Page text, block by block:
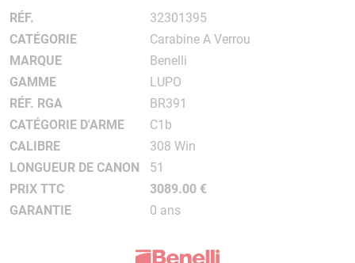
RÉF.
32301395
CATÉGORIE
Carabine A Verrou
MARQUE
Benelli
GAMME
LUPO
RÉF. RGA
BR391
CATÉGORIE D'ARME
C1b
CALIBRE
308 Win
LONGUEUR DE CANON
51
PRIX TTC
3089.00 €
GARANTIE
0 ans